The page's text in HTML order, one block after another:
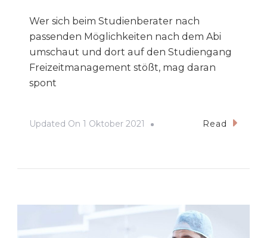
Wer sich beim Studienberater nach
passenden Möglichkeiten nach dem Abi
umschaut und dort auf den Studiengang
Freizeitmanagement stößt, mag daran
spont
Updated On 1 Oktober 2021 Read